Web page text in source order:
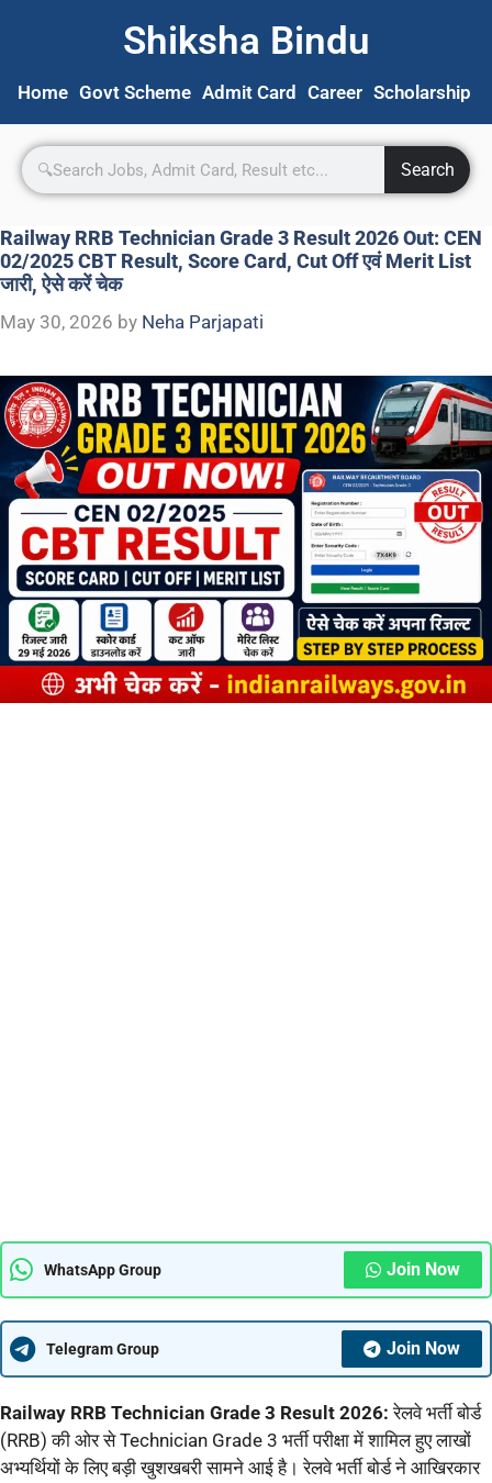
Shiksha Bindu
Home Govt Scheme Admit Card Career Scholarship
Search
Railway RRB Technician Grade 3 Result 2026 Out: CEN
02/2025 CBT Result, Score Card, Cut Off एवं Merit List
जारी, ऐसे करें चेक
May 30, 2026 by Neha Parjapati
WhatsApp Group Join Now
Telegram Group Join Now
Railway RRB Technician Grade 3 Result 2026: रेलवे भर्ती बोर्ड
(RRB) की ओर से Technician Grade 3 भर्ती परीक्षा में शामिल हुए लाखों
अभ्यर्थियों के लिए बड़ी खुशखबरी सामने आई है। रेलवे भर्ती बोर्ड ने आखिरकार